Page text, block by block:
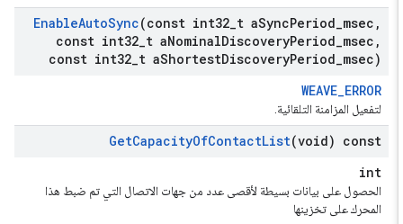
EnableAutoSync(const int32 _ t aSyncPeriod _msec
const int32 _ t aNominalDiscoveryPeriod _msec
const int32 _ t aShortestDiscoveryPeriod _msec)
WEAVE_ERROR
لتفعيل المزامنة التلقائية.
GetCapacityOfContactList(void) const
int
الحصول على بيانات بسيطة لأقصى عدد من جهات الاتصال التي تم ضبط هذا
المحرك على تخزينها